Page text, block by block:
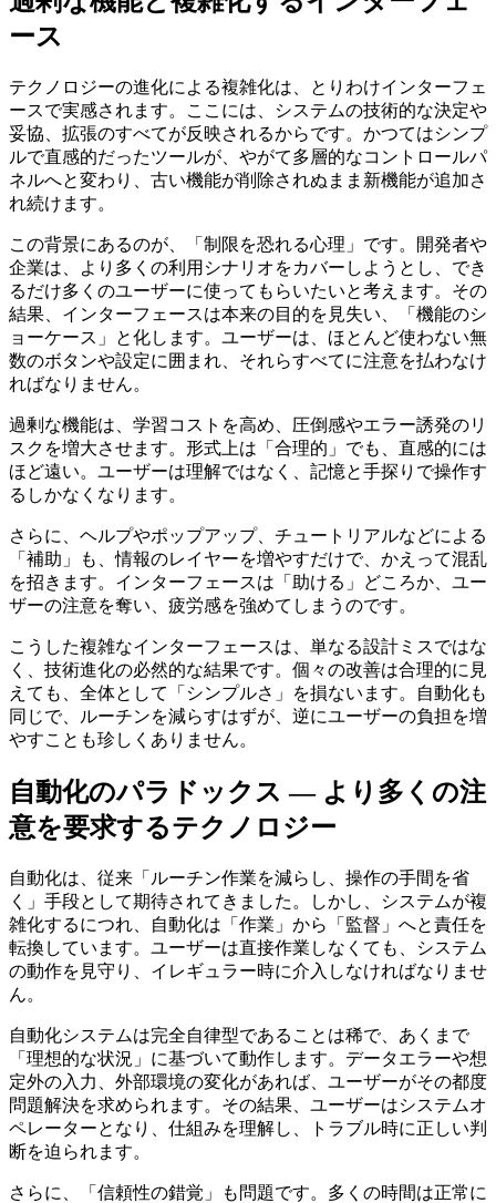
ース
テクノロジーの進化による複雑化は、とりわけインターフェ
ースで実感されます。ここには、システムの技術的な決定や
妥協、拡張のすべてが反映されるからです。かつてはシンプ
ルで直感的だったツールが、やがて多層的なコントロールパ
ネルへと変わり、古い機能が削除されぬまま新機能が追加さ
れ続けます。
この背景にあるのが、「制限を恐れる心理」です。開発者や
企業は、より多くの利用シナリオをカバーしようとし、でき
るだけ多くのユーザーに使ってもらいたいと考えます。その
結果、インターフェースは本来の目的を見失い、「機能のシ
ョーケース」と化します。ユーザーは、ほとんど使わない無
数のボタンや設定に囲まれ、それらすべてに注意を払わなけ
ればなりません。
過剰な機能は、学習コストを高め、圧倒感やエラー誘発のリ
スクを増大させます。形式上は「合理的」でも、直感的には
ほど遠い。ユーザーは理解ではなく、記憶と手探りで操作す
るしかなくなります。
さらに、ヘルプやポップアップ、チュートリアルなどによる
「補助」も、情報のレイヤーを増やすだけで、かえって混乱
を招きます。インターフェースは「助ける」どころか、ユー
ザーの注意を奪い、疲労感を強めてしまうのです。
こうした複雑なインターフェースは、単なる設計ミスではな
く、技術進化の必然的な結果です。個々の改善は合理的に見
えても、全体として「シンプルさ」を損ないます。自動化も
同じで、ルーチンを減らすはずが、逆にユーザーの負担を増
やすことも珍しくありません。
自動化のパラドックス ― より多くの注
意を要求するテクノロジー
自動化は、従来「ルーチン作業を減らし、操作の手間を省
く」手段として期待されてきました。しかし、システムが複
雑化するにつれ、自動化は「作業」から「監督」へと責任を
転換しています。ユーザーは直接作業しなくても、システム
の動作を見守り、イレギュラー時に介入しなければなりませ
ん。
自動化システムは完全自律型であることは稀で、あくまで
「理想的な状況」に基づいて動作します。データエラーや想
定外の入力、外部環境の変化があれば、ユーザーがその都度
問題解決を求められます。その結果、ユーザーはシステムオ
ペレーターとなり、仕組みを理解し、トラブル時に正しい判
断を迫られます。
さらに、「信頼性の錯覚」も問題です。多くの時間は正常に